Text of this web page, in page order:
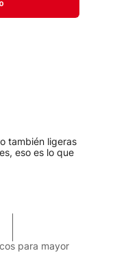
también ligeras
eso es lo que
para mayor